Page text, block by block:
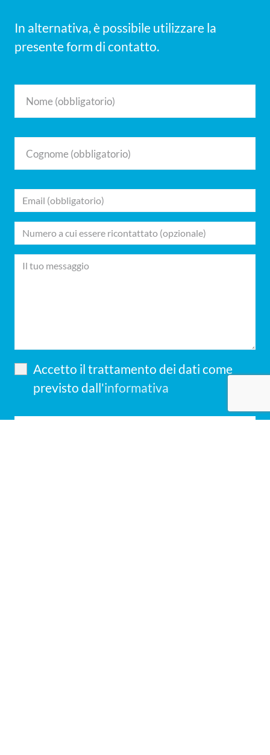
In alternativa, è possibile utilizzare la
presente form di contatto.
Accetto il trattamento dei dati come
previsto dall'informativa